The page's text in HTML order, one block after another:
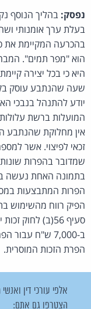
נפסק: בהליך הנוסף
בעלת ערך אומנותי
בהכרעה המקיימת את
הוא "מפר תמים".
היא כי בכל יצירה
שעה שהנתבע עוסק
יודע להתנהל בנבכי
המועלות ברשת עלולות
אין מחלוקת שהנתבע
זכאי לפיצוי. אשר
שמדובר בהפרות
בתמונה האחת נעשה
הפרות המתבצעות
הפיק רווח מהשימוש
סעיף 56(ב)
הפרת הזכות המוסרית.
אלפי עורכי דין
הצטרפו גם אתם: